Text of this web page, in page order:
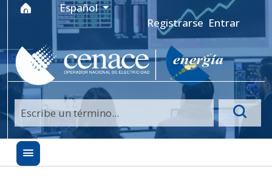
Ir al menú de navegación principal
Ir al contenido principal
Ir al pie de página del sitio
Idioma
Español
Registrarse Entrar